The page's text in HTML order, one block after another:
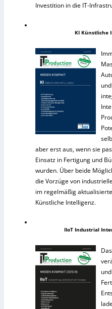
Investition in die IT-
KI Künstliche
aber erst aus, wenn sie
Einsatz in Fertigung und
wurden. Über beide
die Vorzüge von
im regelmäßig
Künstliche Intelligenz.
IIoT Industrial